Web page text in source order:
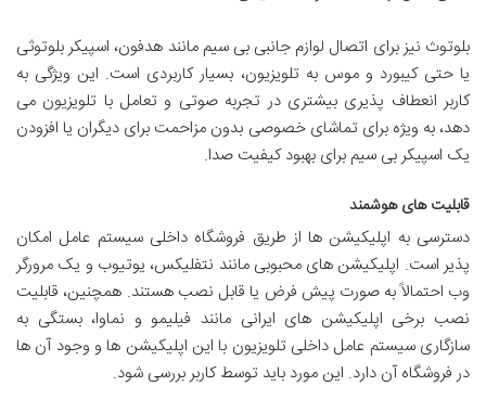
بلوتوث نیز برای اتصال لوازم جانبی بی سیم مانند هدفون، اسپیکر بلوتوثی
یا حتی کیبورد و موس به تلویزیون، بسیار کاربردی است. این ویژگی به
کاربر انعطاف پذیری بیشتری در تجربه صوتی و تعامل با تلویزیون می
دهد، به ویژه برای تماشای خصوصی بدون مزاحمت برای دیگران یا افزودن
یک اسپیکر بی سیم برای بهبود کیفیت صدا.
قابلیت های هوشمند
دسترسی به اپلیکیشن ها از طریق فروشگاه داخلی سیستم عامل امکان
پذیر است. اپلیکیشن های محبوبی مانند نتفلیکس، یوتیوب و یک مرورگر
وب احتمالاً به صورت پیش فرض یا قابل نصب هستند. همچنین، قابلیت
نصب برخی اپلیکیشن های ایرانی مانند فیلیمو و نماوا، بستگی به
سازگاری سیستم عامل داخلی تلویزیون با این اپلیکیشن ها و وجود آن ها
در فروشگاه آن دارد. این مورد باید توسط کاربر بررسی شود.